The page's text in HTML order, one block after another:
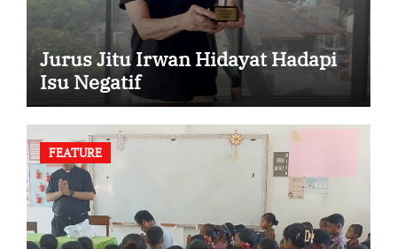
Jurus Jitu Irwan Hidayat Hadapi
Isu Negatif
FEATURE